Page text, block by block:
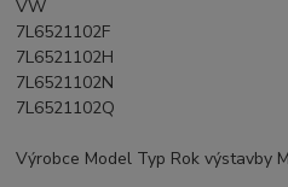
VW
7L6521102F
7L6521102H
7L6521102N
7L6521102Q
Výrobce Model Typ Rok výstavby